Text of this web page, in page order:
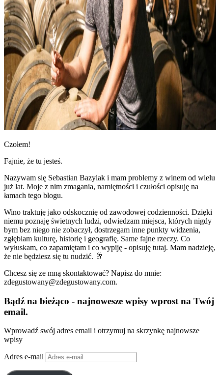
Czołem!
Fajnie, że tu jesteś.
Nazywam się Sebastian Bazylak i mam problemy z winem od wielu
już lat. Moje z nim zmagania, namiętności i czułości opisuję na
łamach tego blogu.
Wino traktuję jako odskocznię od zawodowej codzienności. Dzięki
niemu poznaję świetnych ludzi, odwiedzam miejsca, których nigdy
bym bez niego nie zobaczył, dostrzegam inne punkty widzenia,
zgłębiam kulturę, historię i geografię. Same fajne rzeczy. Co
wyłuskam, co zapamiętam i co wypiję - opisuję tutaj. Mam nadzieję,
że nie będziesz się tu nudzić. 🥂
Chcesz się ze mną skontaktować? Napisz do mnie:
zdegustowany@zdegustowany.com.
Bądź na bieżąco - najnowesze wpisy wprost na Twój
email.
Wprowadź swój adres email i otrzymuj na skrzynkę najnowsze
wpisy
Adres e-mail